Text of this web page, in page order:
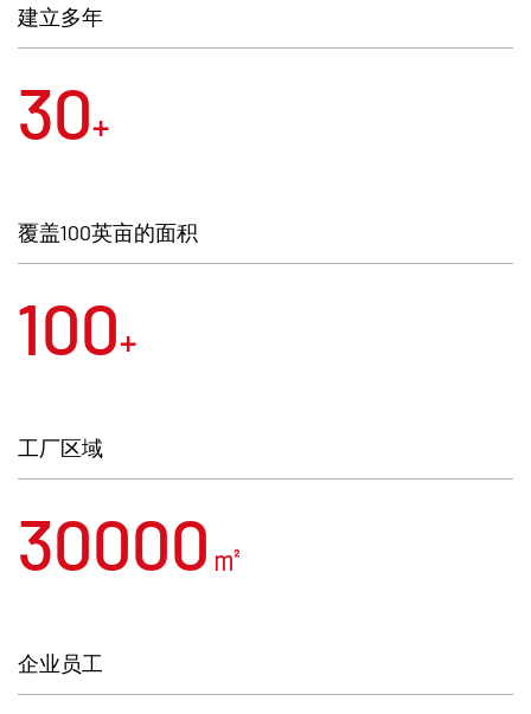
得了企业的发展。目前，公司是"中国五金制品
业”，ISO9001质量体系认证企业";公司的"超越"牌
产品被评为"中国著名品牌"，并且公司连续多年
被市委、市政府及行政管理部门评为"优秀企
业""文明私营企业""诚信经营企业""外贸出口先进
建立多年
30+
覆盖100英亩的面积
100+
工厂区域
30000 ㎡
企业员工